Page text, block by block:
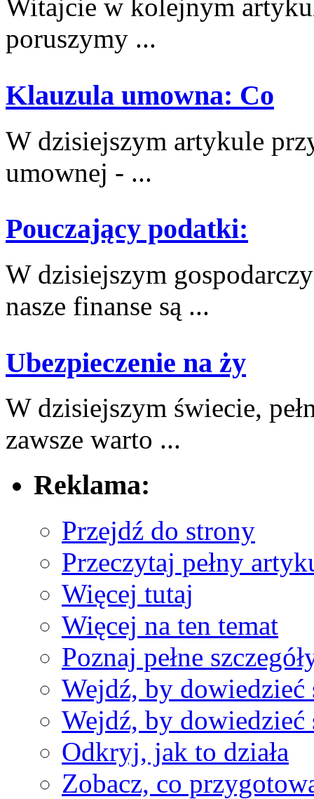
Witajcie w kolejnym
poruszymy ...
Klauzula umowna: Co
W dzisiejszym artykule
umownej ‍- ...
Pouczający podatki:
W dzisiejszym
nasze finanse są ...
Ubezpieczenie na ży
W‍ dzisiejszym ​świecie,
zawsze warto ...
Reklama:
Przejdź do strony
Przeczytaj pełny
Więcej tutaj
Więcej na ten temat
Poznaj pełne
Wejdź, by dowiedzieć
Wejdź, by dowiedzieć
Odkryj, jak to działa
Zobacz, co